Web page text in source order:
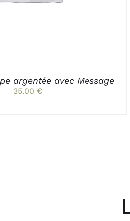
argentée avec Message
35.00 €